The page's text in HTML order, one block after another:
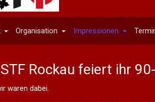
Organisation Impressionen
Rockau feiert ihr
waren dabei.